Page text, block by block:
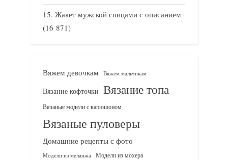
Жакет мужской спицами с описанием
(16 871)
Вяжем девочкам Вяжем мальчикам
Вязание кофточки Вязание топа
Вязаные модели с капюшоном
Вязаные пуловеры
Домашние рецепты с фото
Модели из меланжа Модели из мохера